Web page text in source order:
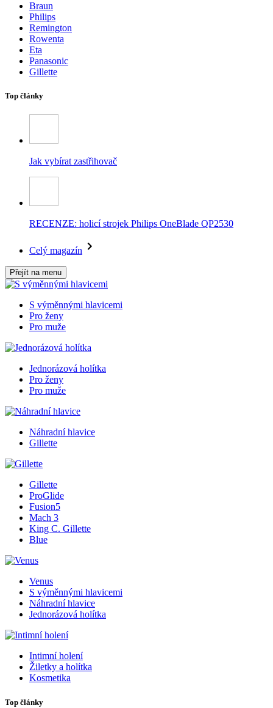
Braun
Philips
Remington
Rowenta
Eta
Panasonic
Gillette
Top články
Jak vybírat zastřihovač
RECENZE: holicí strojek Philips OneBlade QP2530
Celý magazín
Přejít na menu
S výměnnými hlavicemi
Pro ženy
Pro muže
Jednorázová holítka
Pro ženy
Pro muže
Náhradní hlavice
Gillette
Gillette
ProGlide
Fusion5
Mach 3
King C. Gillette
Blue
Venus
S výměnnými hlavicemi
Náhradní hlavice
Jednorázová holítka
Intimní holení
Žiletky a holítka
Kosmetika
Top články